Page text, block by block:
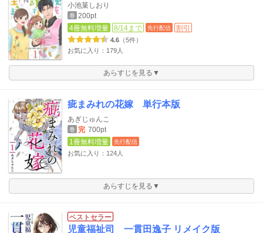
小池菓しおり
巻
200pt
4冊無料増量
8/14まで 先行配信 割引
4.6 （5件）
お気に入り：179人
あらすじを見る▼
疵まみれの花嫁 単行本版
あぎじゅんこ
巻 完 700pt
1冊無料増量
先行配信
お気に入り：124人
あらすじを見る▼
ベストセラー
児童福祉司 一貫田逸子 リメイク版